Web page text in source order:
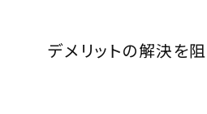
デメリットの解決を